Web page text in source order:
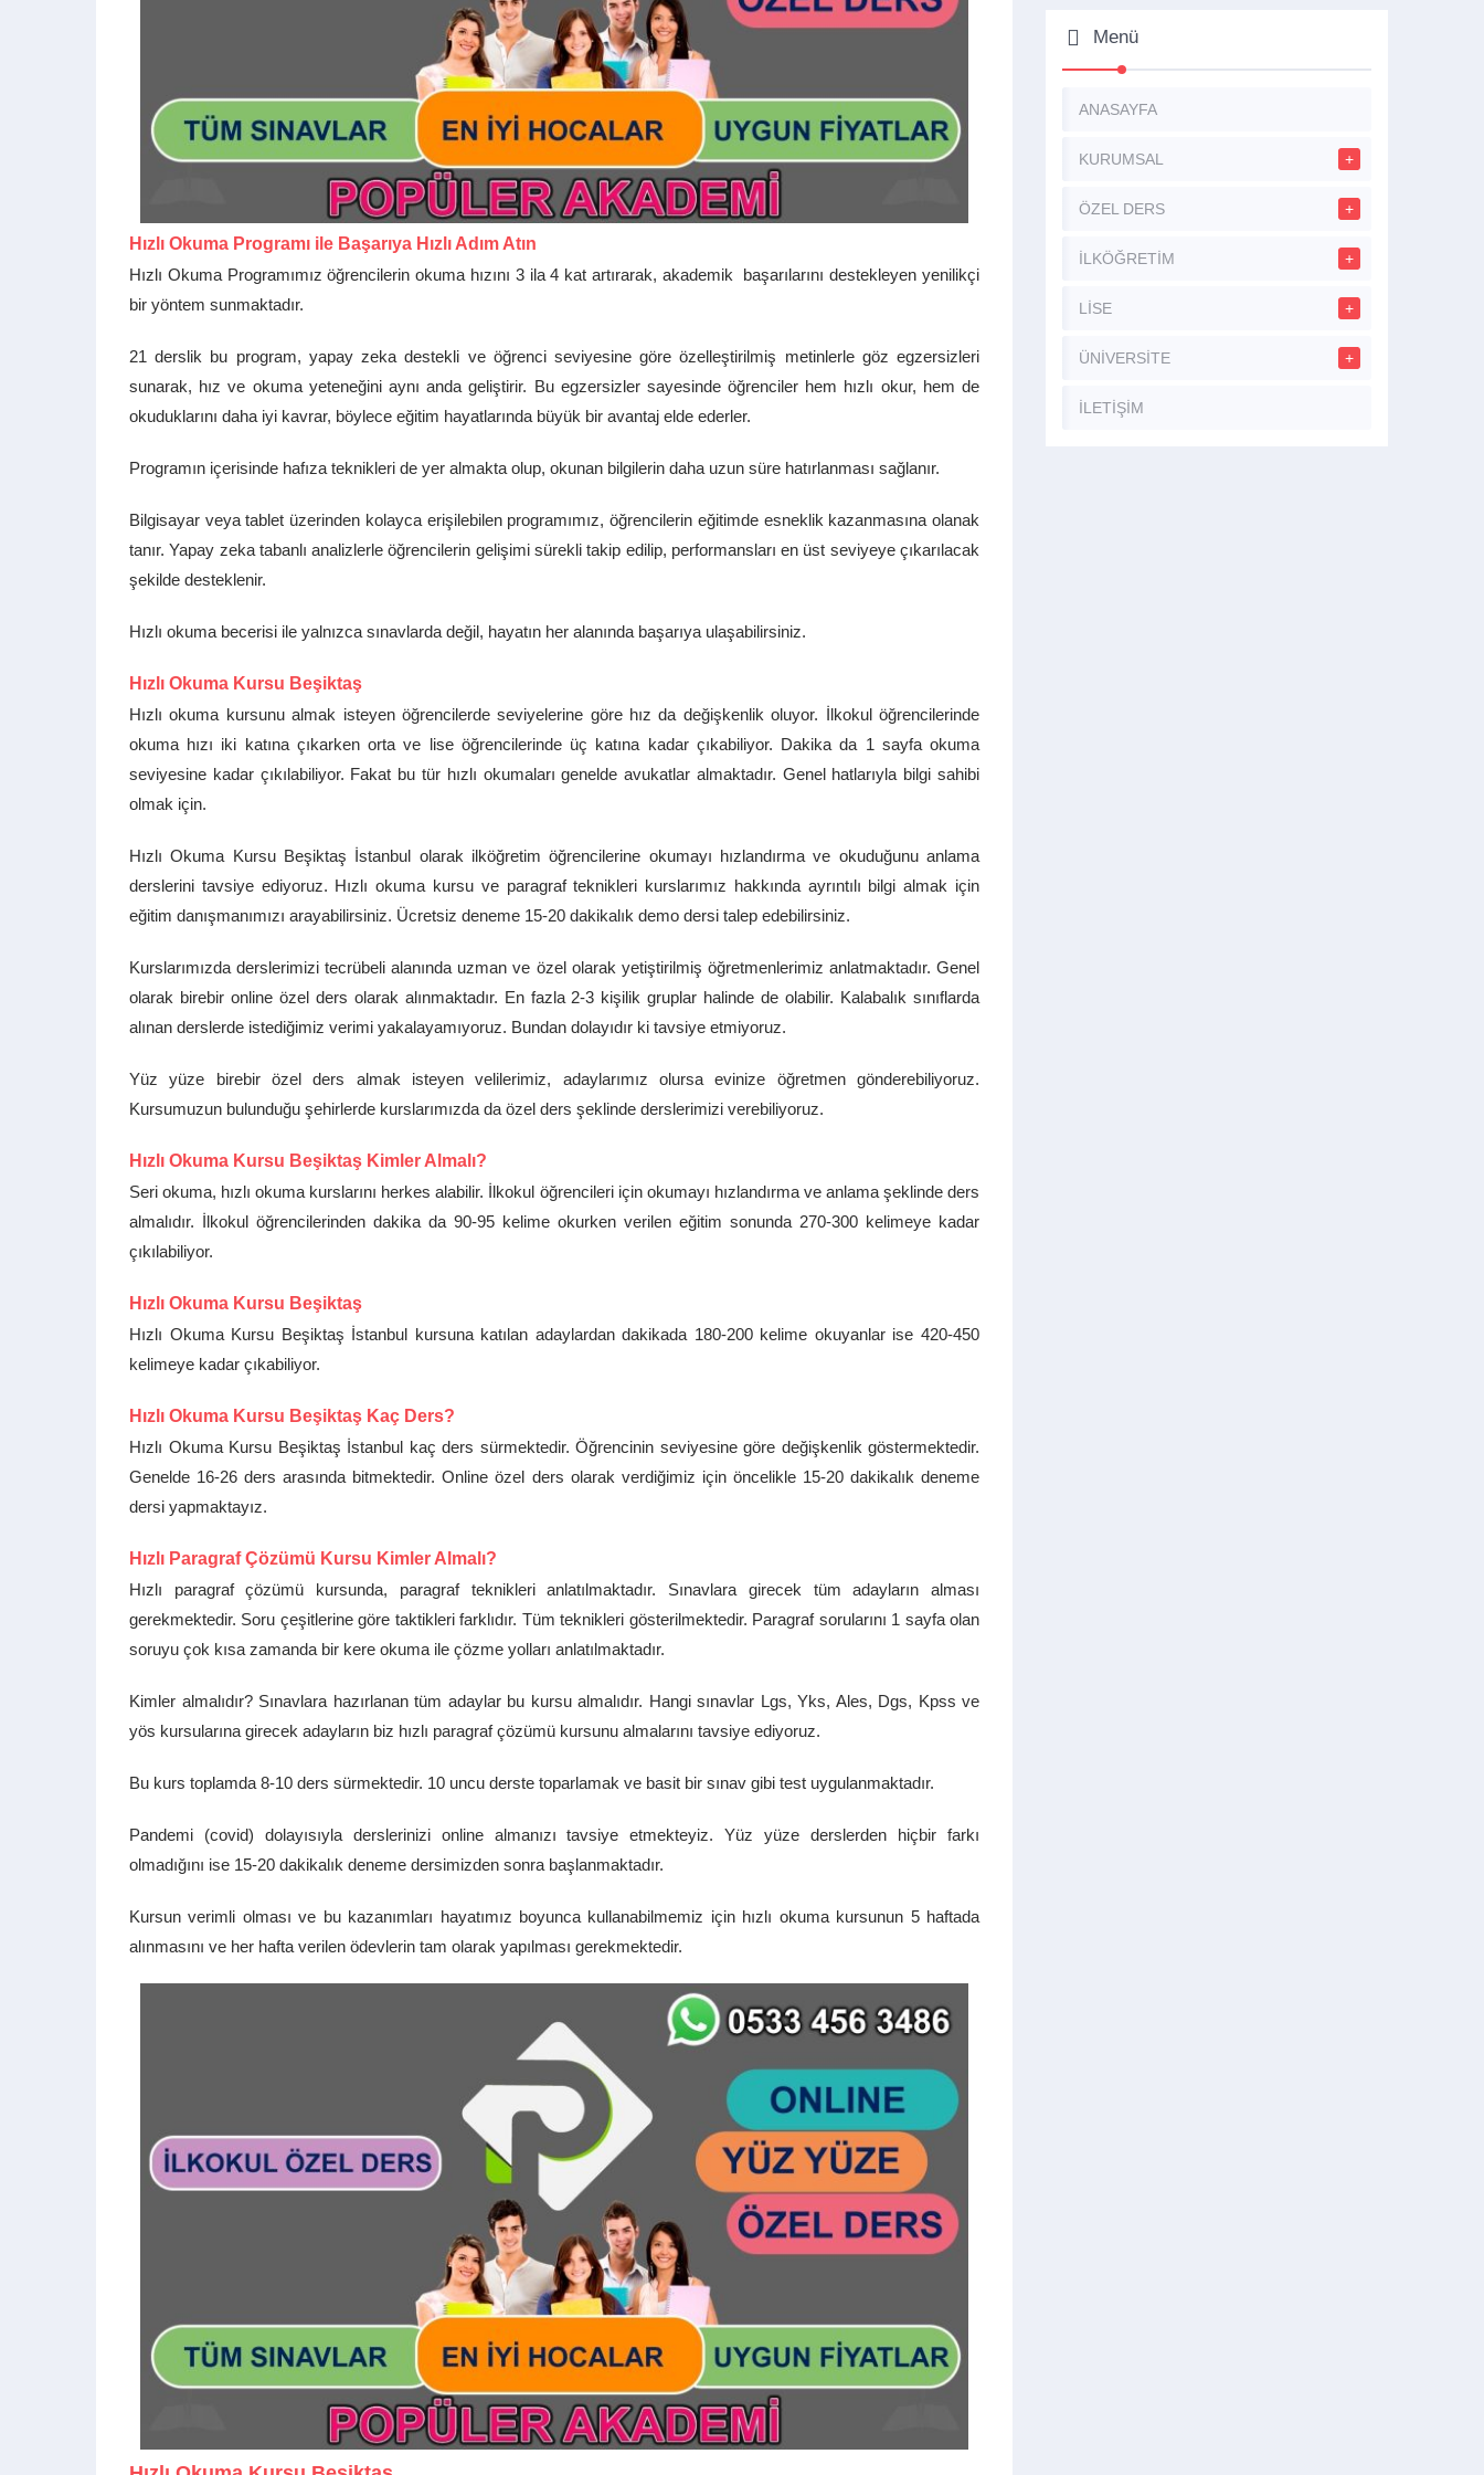
Hızlı Okuma Programı ile Başarıya Hızlı Adım Atın
Hızlı Okuma Programımız öğrencilerin okuma hızını 3 ila 4 kat artırarak, akademik başarılarını destekleyen yenilikçi
bir yöntem sunmaktadır.
21 derslik bu program, yapay zeka destekli ve öğrenci seviyesine göre özelleştirilmiş metinlerle göz egzersizleri
sunarak, hız ve okuma yeteneğini aynı anda geliştirir. Bu egzersizler sayesinde öğrenciler hem hızlı okur, hem de
okuduklarını daha iyi kavrar, böylece eğitim hayatlarında büyük bir avantaj elde ederler.
Programın içerisinde hafıza teknikleri de yer almakta olup, okunan bilgilerin daha uzun süre hatırlanması sağlanır.
Bilgisayar veya tablet üzerinden kolayca erişilebilen programımız, öğrencilerin eğitimde esneklik kazanmasına olanak
tanır. Yapay zeka tabanlı analizlerle öğrencilerin gelişimi sürekli takip edilip, performansları en üst seviyeye çıkarılacak
şekilde desteklenir.
Hızlı okuma becerisi ile yalnızca sınavlarda değil, hayatın her alanında başarıya ulaşabilirsiniz.
Hızlı Okuma Kursu Beşiktaş
Hızlı okuma kursunu almak isteyen öğrencilerde seviyelerine göre hız da değişkenlik oluyor. İlkokul öğrencilerinde
okuma hızı iki katına çıkarken orta ve lise öğrencilerinde üç katına kadar çıkabiliyor. Dakika da 1 sayfa okuma
seviyesine kadar çıkılabiliyor. Fakat bu tür hızlı okumaları genelde avukatlar almaktadır. Genel hatlarıyla bilgi sahibi
olmak için.
Hızlı Okuma Kursu Beşiktaş İstanbul olarak ilköğretim öğrencilerine okumayı hızlandırma ve okuduğunu anlama
derslerini tavsiye ediyoruz. Hızlı okuma kursu ve paragraf teknikleri kurslarımız hakkında ayrıntılı bilgi almak için
eğitim danışmanımızı arayabilirsiniz. Ücretsiz deneme 15-20 dakikalık demo dersi talep edebilirsiniz.
Kurslarımızda derslerimizi tecrübeli alanında uzman ve özel olarak yetiştirilmiş öğretmenlerimiz anlatmaktadır. Genel
olarak birebir online özel ders olarak alınmaktadır. En fazla 2-3 kişilik gruplar halinde de olabilir. Kalabalık sınıflarda
alınan derslerde istediğimiz verimi yakalayamıyoruz. Bundan dolayıdır ki tavsiye etmiyoruz.
Yüz yüze birebir özel ders almak isteyen velilerimiz, adaylarımız olursa evinize öğretmen gönderebiliyoruz.
Kursumuzun bulunduğu şehirlerde kurslarımızda da özel ders şeklinde derslerimizi verebiliyoruz.
Hızlı Okuma Kursu Beşiktaş Kimler Almalı?
Seri okuma, hızlı okuma kurslarını herkes alabilir. İlkokul öğrencileri için okumayı hızlandırma ve anlama şeklinde ders
almalıdır. İlkokul öğrencilerinden dakika da 90-95 kelime okurken verilen eğitim sonunda 270-300 kelimeye kadar
çıkılabiliyor.
Hızlı Okuma Kursu Beşiktaş
Hızlı Okuma Kursu Beşiktaş İstanbul kursuna katılan adaylardan dakikada 180-200 kelime okuyanlar ise 420-450
kelimeye kadar çıkabiliyor.
Hızlı Okuma Kursu Beşiktaş Kaç Ders?
Hızlı Okuma Kursu Beşiktaş İstanbul kaç ders sürmektedir. Öğrencinin seviyesine göre değişkenlik göstermektedir.
Genelde 16-26 ders arasında bitmektedir. Online özel ders olarak verdiğimiz için öncelikle 15-20 dakikalık deneme
dersi yapmaktayız.
Hızlı Paragraf Çözümü Kursu Kimler Almalı?
Hızlı paragraf çözümü kursunda, paragraf teknikleri anlatılmaktadır. Sınavlara girecek tüm adayların alması
gerekmektedir. Soru çeşitlerine göre taktikleri farklıdır. Tüm teknikleri gösterilmektedir. Paragraf sorularını 1 sayfa olan
soruyu çok kısa zamanda bir kere okuma ile çözme yolları anlatılmaktadır.
Kimler almalıdır? Sınavlara hazırlanan tüm adaylar bu kursu almalıdır. Hangi sınavlar Lgs, Yks, Ales, Dgs, Kpss ve
yös kursularına girecek adayların biz hızlı paragraf çözümü kursunu almalarını tavsiye ediyoruz.
Bu kurs toplamda 8-10 ders sürmektedir. 10 uncu derste toparlamak ve basit bir sınav gibi test uygulanmaktadır.
Pandemi (covid) dolayısıyla derslerinizi online almanızı tavsiye etmekteyiz. Yüz yüze derslerden hiçbir farkı
olmadığını ise 15-20 dakikalık deneme dersimizden sonra başlanmaktadır.
Kursun verimli olması ve bu kazanımları hayatımız boyunca kullanabilmemiz için hızlı okuma kursunun 5 haftada
alınmasını ve her hafta verilen ödevlerin tam olarak yapılması gerekmektedir.
Menü
ANASAYFA
KURUMSAL
ÖZEL DERS
İLKÖĞRETİM
LİSE
ÜNİVERSİTE
İLETİŞİM